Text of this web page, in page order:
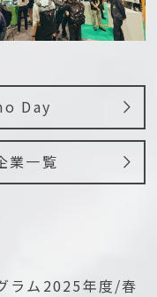
Day
業一覧
ラム 2025年度/春